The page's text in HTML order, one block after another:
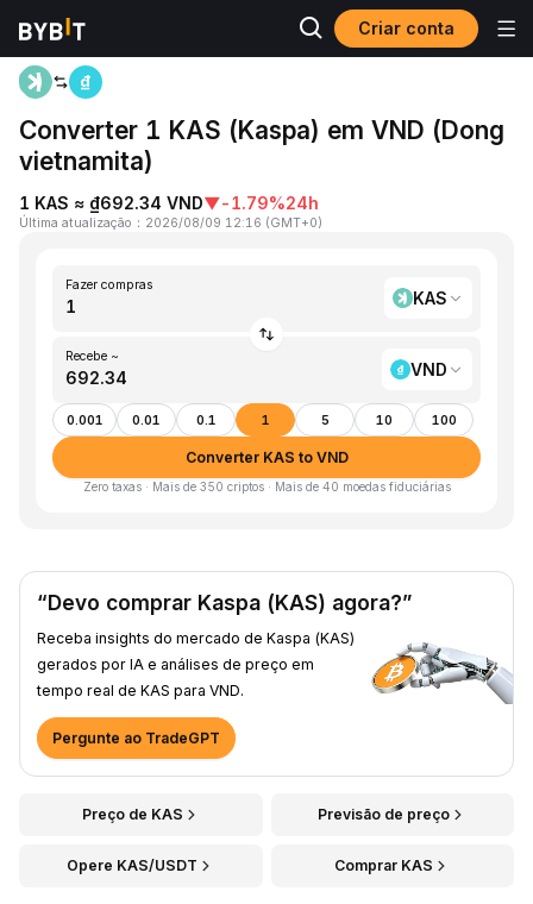
Criar conta
Página inicial
Converter 1 KAS (Kaspa) em VND (Dong
vietnamita)
1 KAS ≈ ₫692.34 VND▼-1.79%24h
Última atualização ： 2026/08/09 12:16 (GMT+0)
Fazer compras
KAS
Recebe ~
VND
0.001 0.01 0.1 1 5 10 100
Converter KAS to VND
Zero taxas · Mais de 350 criptos · Mais de 40 moedas fiduciárias
“Devo comprar Kaspa (KAS) agora?”
Receba insights do mercado de Kaspa (KAS)
gerados por IA e análises de preço em
tempo real de KAS para VND.
Pergunte ao TradeGPT
Preço de KAS Previsão de preço
Opere KAS/USDT Comprar KAS